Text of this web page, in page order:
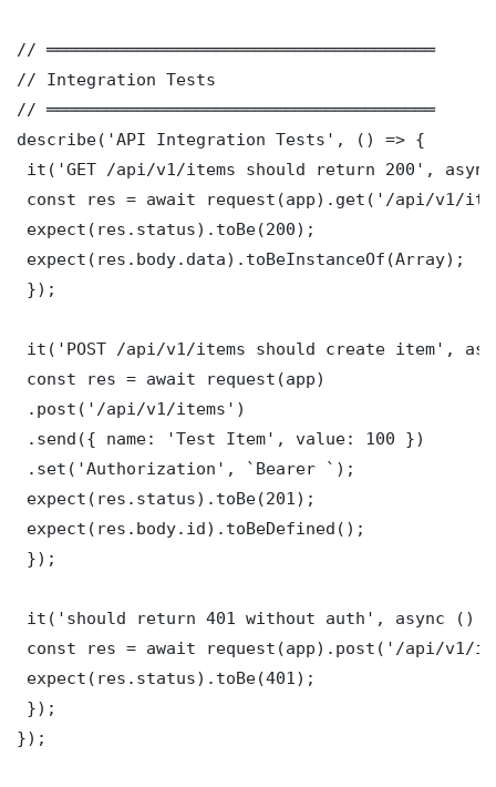
// ═══════════════════════════════════════
// Integration Tests
// ═══════════════════════════════════════
describe('API Integration Tests', () => {
it('GET /api/v1/items should return 200',
const res = await request(app).get('/api/v1/
expect(res.status).toBe(200);
expect(res.body.data).toBeInstanceOf(Array);
});
it('POST /api/v1/items should create item',
const res = await request(app)
.post('/api/v1/items')
.send({ name: 'Test Item', value: 100 })
.set('Authorization', `Bearer `);
expect(res.status).toBe(201);
expect(res.body.id).toBeDefined();
});
it('should return 401 without auth', async ()
const res = await request(app).post('/api/v1/
expect(res.status).toBe(401);
});
});